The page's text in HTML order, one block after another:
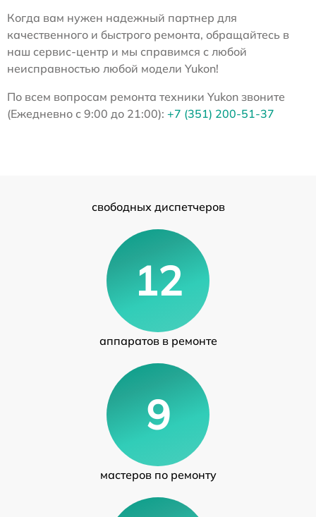
Когда вам нужен надежный партнер для
качественного и быстрого ремонта, обращайтесь в
наш сервис-центр и мы справимся с любой
неисправностью любой модели Yukon!
По всем вопросам ремонта техники Yukon звоните
(Ежедневно с 9:00 до 21:00): +7 (351) 200-51-37
свободных диспетчеров
12
аппаратов в ремонте
9
мастеров по ремонту